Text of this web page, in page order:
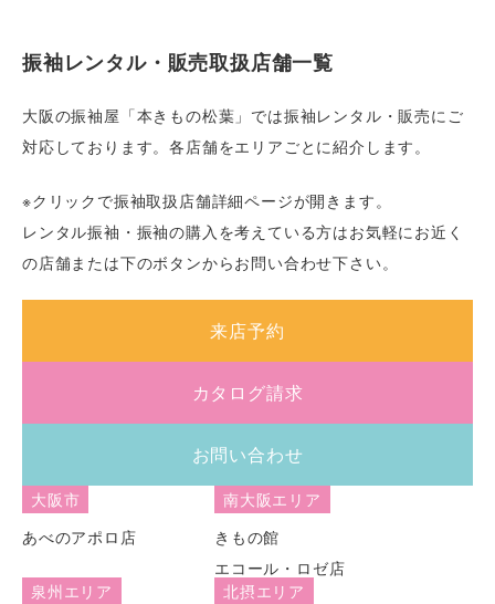
振袖レンタル・販売取扱店舗一覧
大阪の振袖屋「本きもの松葉」では振袖レンタル・販売にご
対応しております。各店舗をエリアごとに紹介します。
※クリックで振袖取扱店舗詳細ページが開きます。
レンタル振袖・振袖の購入を考えている方はお気軽にお近く
の店舗または下のボタンからお問い合わせ下さい。
来店予約
カタログ請求
お問い合わせ
大阪市
あべのアポロ店
南大阪エリア
きもの館
エコール・ロゼ店
泉州エリア
北摂エリア